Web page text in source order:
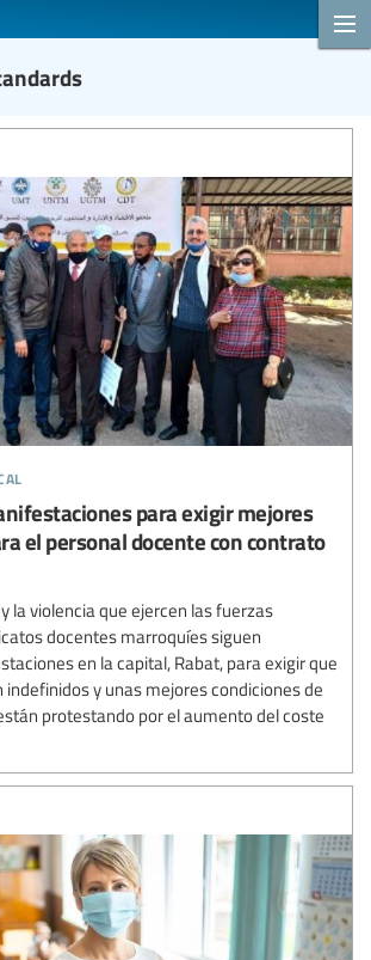
para exigir mejores
el personal docente con contrato
la violencia que ejercen las fuerzas
docentes marroquíes siguen
en la capital, Rabat, para exigir que
indefinidos y unas mejores condiciones de
protestando por el aumento del coste